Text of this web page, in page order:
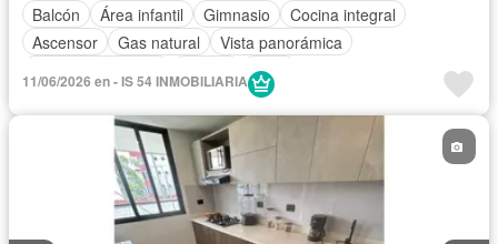
Balcón
Área infantil Gimnasio
Cocina integral
Ascensor
Gas natural
Vista panorámica
Agua
11/06/2026 en - IS 54 INMOBILIARIA